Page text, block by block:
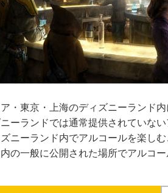
・東京・上海のディズニーランド
ーランドでは通常提供されていな
ニーランド内でアルコールを楽し
の一般に公開された場所でアルコ